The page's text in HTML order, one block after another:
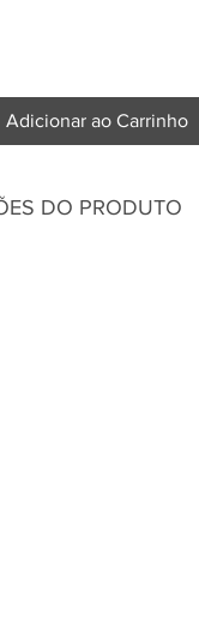
Adicionar ao Carrinho
DO PRODUTO